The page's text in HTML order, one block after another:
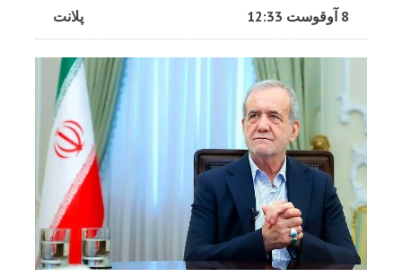
پلانت 8 آوقوست 12:33